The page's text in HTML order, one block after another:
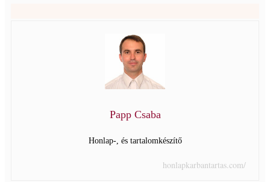
Papp Csaba
Honlap-, és tartalomkészítő
honlapkarbantartas.com/